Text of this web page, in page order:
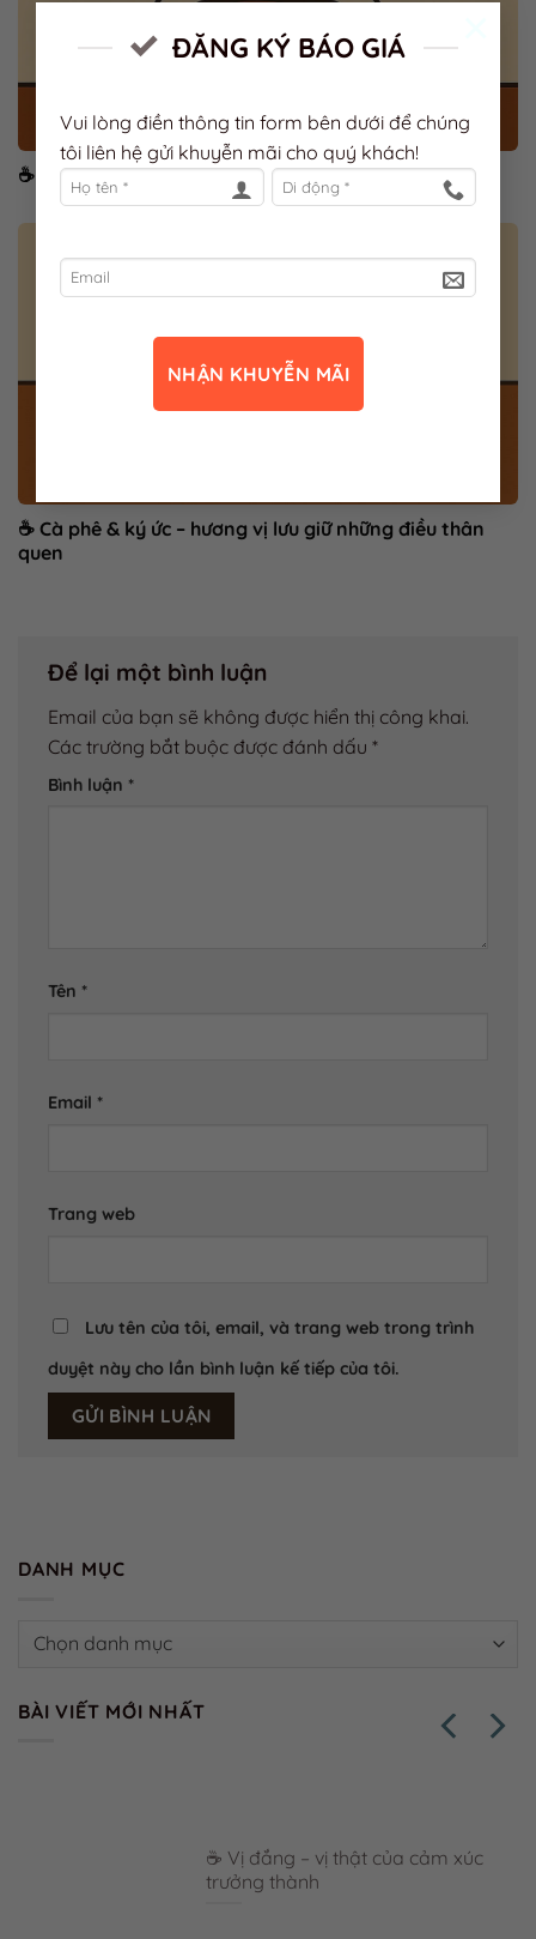
ĐĂNG KÝ BÁO GIÁ
Vui lòng điền thông tin form bên dưới để chúng
tôi liên hệ gửi khuyễn mãi cho quý khách!
☕ Vị đắng – vị thật của cảm xúc trưởng thành
☕ Cà phê & ký ức – hương vị lưu giữ những điều thân
quen
Để lại một bình luận
Email của bạn sẽ không được hiển thị công khai.
Các trường bắt buộc được đánh dấu *
Bình luận *
Tên *
Email *
Trang web
Lưu tên của tôi, email, và trang web trong trình
duyệt này cho lần bình luận kế tiếp của tôi.
DANH MỤC
Danh
BÀI VIẾT MỚI NHẤT
☕ Vị đắng – vị thật của cảm xúc
trưởng thành